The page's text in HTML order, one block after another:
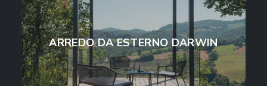
ARREDO DA ESTERNO DARWIN